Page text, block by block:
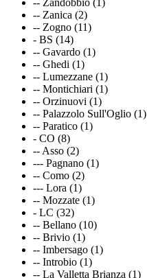
-- Zanica (2)
-- Zogno (11)
- BS (14)
-- Gavardo (1)
-- Ghedi (1)
-- Lumezzane (1)
-- Montichiari (1)
-- Orzinuovi (1)
-- Palazzolo Sull'Oglio (1)
-- Paratico (1)
- CO (8)
-- Asso (2)
--- Pagnano (1)
-- Como (2)
--- Lora (1)
-- Mozzate (1)
- LC (32)
-- Bellano (10)
-- Brivio (1)
-- Imbersago (1)
-- Introbio (1)
-- La Valletta Brianza (1)